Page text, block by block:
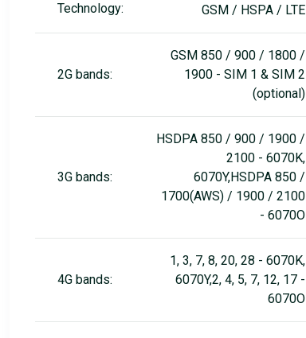
Technology: GSM / HSPA / LTE
2G bands:
GSM 850 / 900 / 1800 /
1900 - SIM 1 & SIM 2
(optional)
3G bands:
HSDPA 850 / 900 / 1900 /
2100 - 6070K,
6070Y,HSDPA 850 /
1700(AWS) / 1900 / 2100
- 6070O
4G bands:
1, 3, 7, 8, 20, 28 - 6070K,
6070Y,2, 4, 5, 7, 12, 17 -
6070O